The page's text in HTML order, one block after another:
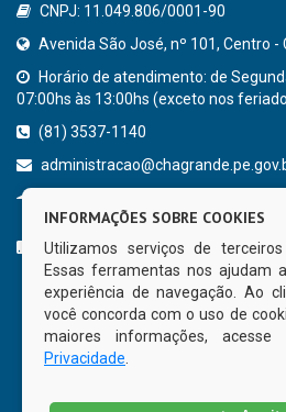
CNPJ: 11.049.806/0001-90
Avenida São José, nº 101, Centro -
Horário de atendimento: de
07:00hs às 13:00hs (exceto nos
(81) 3537-1140
CURTA NOSSA FAN
INFORMAÇÕES SOBRE COOKIES
Utilizamos serviços de
Essas ferramentas nos ajudam
experiência de navegação. Ao
você concorda com o uso de
maiores informações,
Privacidade